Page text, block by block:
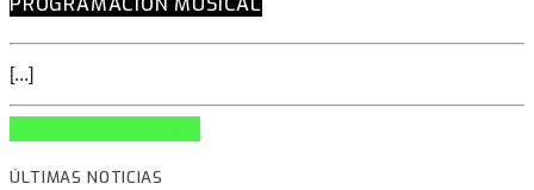
[...]
ÚLTIMAS NOTICIAS